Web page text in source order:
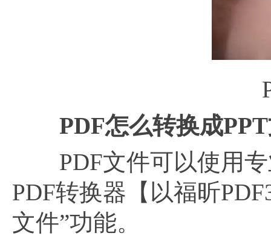
PDF怎么转换成
PDF文件可以使用专
PDF转换器【以福昕
文件”功能。